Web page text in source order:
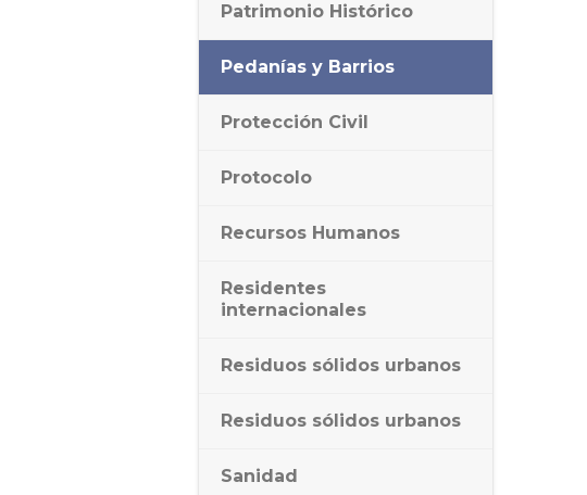
Patrimonio Histórico
Pedanías y Barrios
Protección Civil
Protocolo
Recursos Humanos
Residentes
internacionales
Residuos sólidos urbanos
Residuos sólidos urbanos
Sanidad